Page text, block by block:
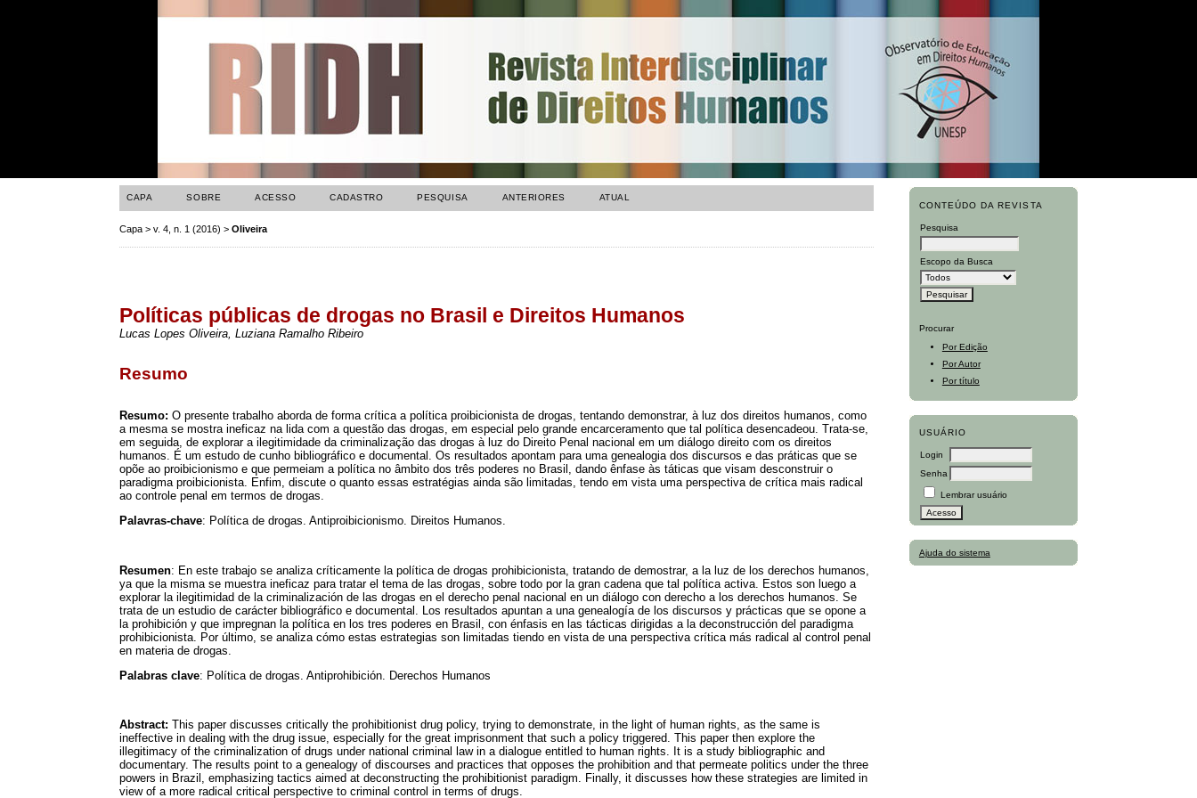
CONTEÚDO DA REVISTA
Pesquisa
Escopo da Busca
Procurar
Por Edição
Por Autor
Por título
USUÁRIO
Login
Senha
Lembrar usuário
Ajuda do sistema
CAPA SOBRE ACESSO CADASTRO PESQUISA ANTERIORES ATUAL
Capa >v. 4, n. 1 (2016) >Oliveira
Políticas públicas de drogas no Brasil e Direitos Humanos
Lucas Lopes Oliveira, Luziana Ramalho Ribeiro
Resumo
Resumo: O presente trabalho aborda de forma crítica a política proibicionista de drogas, tentando demonstrar, à luz dos direitos humanos, como
a mesma se mostra ineficaz na lida com a questão das drogas, em especial pelo grande encarceramento que tal política desencadeou. Trata-se,
em seguida, de explorar a ilegitimidade da criminalização das drogas à luz do Direito Penal nacional em um diálogo direito com os direitos
humanos. É um estudo de cunho bibliográfico e documental. Os resultados apontam para uma genealogia dos discursos e das práticas que se
opõe ao proibicionismo e que permeiam a política no âmbito dos três poderes no Brasil, dando ênfase às táticas que visam desconstruir o
paradigma proibicionista. Enfim, discute o quanto essas estratégias ainda são limitadas, tendo em vista uma perspectiva de crítica mais radical
ao controle penal em termos de drogas.
Palavras-chave: Política de drogas. Antiproibicionismo. Direitos Humanos.
Resumen: En este trabajo se analiza críticamente la política de drogas prohibicionista, tratando de demostrar, a la luz de los derechos humanos,
ya que la misma se muestra ineficaz para tratar el tema de las drogas, sobre todo por la gran cadena que tal política activa. Estos son luego a
explorar la ilegitimidad de la criminalización de las drogas en el derecho penal nacional en un diálogo con derecho a los derechos humanos. Se
trata de un estudio de carácter bibliográfico e documental. Los resultados apuntan a una genealogía de los discursos y prácticas que se opone a
la prohibición y que impregnan la política en los tres poderes en Brasil, con énfasis en las tácticas dirigidas a la deconstrucción del paradigma
prohibicionista. Por último, se analiza cómo estas estrategias son limitadas tiendo en vista de una perspectiva crítica más radical al control penal
en materia de drogas.
Palabras clave: Política de drogas. Antiprohibición. Derechos Humanos
Abstract: This paper discusses critically the prohibitionist drug policy, trying to demonstrate, in the light of human rights, as the same is
ineffective in dealing with the drug issue, especially for the great imprisonment that such a policy triggered. This paper then explore the
illegitimacy of the criminalization of drugs under national criminal law in a dialogue entitled to human rights. It is a study bibliographic and
documentary. The results point to a genealogy of discourses and practices that opposes the prohibition and that permeate politics under the three
powers in Brazil, emphasizing tactics aimed at deconstructing the prohibitionist paradigm. Finally, it discusses how these strategies are limited in
view of a more radical critical perspective to criminal control in terms of drugs.